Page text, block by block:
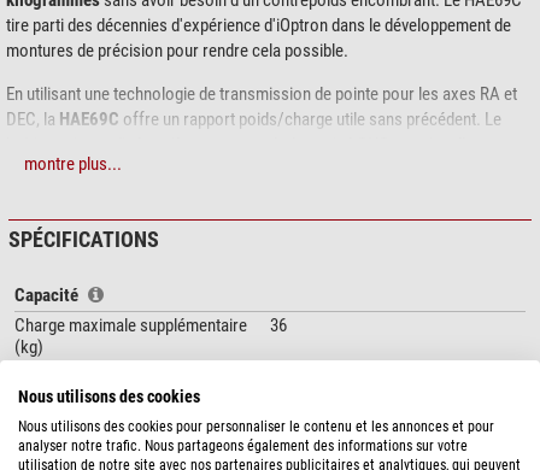
tire parti des décennies d'expérience d'iOptron dans le développement de
montures de précision pour rendre cela possible.
En utilisant une technologie de transmission de pointe pour les axes RA et
DEC, la HAE69C offre un rapport poids/charge utile sans précédent. Le
attrayant et constitue une base robuste qui fonctionnera au plus haut niveau
friction électroniqueet unemémoire "power down",permettent à la
monture d'arrêter en toute sécurité une orientation GoTo et de la reprendre
de réalignement ni de redémarrage nécessaire).
Lesmontures HAE69C Dual SWG Alt-AZ/ EQ
ne nécessitentplus de raquette de commande. La monture dispose de ports
USB - à la fois sur la base et sur la selle - qui peuvent être directement
connectés à la carte mère pour contrôler la monture et mettre à jour le
firmware. Elle dispose également d'unréseau local sans fil intégré
montre plus...
SPÉCIFICATIONS
Capacité
Charge maximale supplémentaire
(kg)
36
Interface
Langue
Anglais
Platine double
Losmandy & Vixen
Nous utilisons des cookies
Nous utilisons des cookies pour personnaliser le contenu et les annonces et pour
analyser notre trafic. Nous partageons également des informations sur votre
utilisation de notre site avec nos partenaires publicitaires et analytiques, qui peuvent